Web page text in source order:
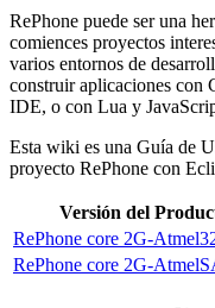
RePhone puede ser una
comiences proyectos
varios entornos de
construir aplicaciones con
IDE, o con Lua y
Esta wiki es una Guía de
proyecto RePhone con
Versión del
RePhone core 2G-
RePhone core 2G-